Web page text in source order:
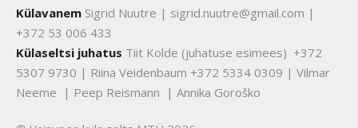
Külavanem Sigrid Nuutre | sigrid.nuutre@gmail.com |
+372 53 006 433
Külaseltsi juhatus Tiit Kolde (juhatuse esimees) +372
5307 9730 | Riina Veidenbaum +372 5334 0309 | Vilmar
Neeme | Peep Reismann | Annika Goroško